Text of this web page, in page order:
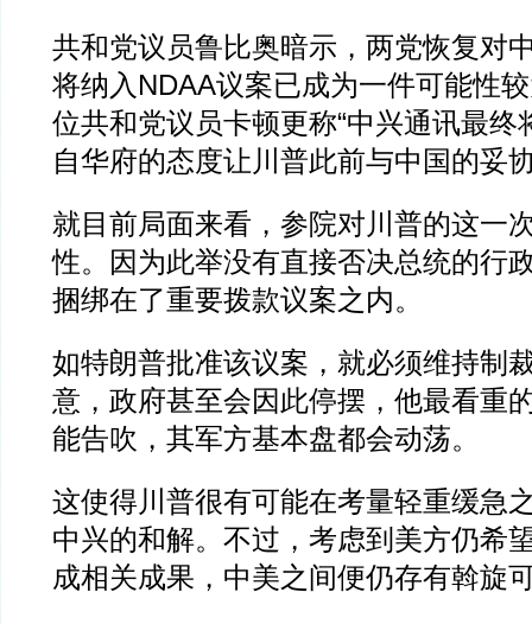
共和党议员鲁比奥暗示，两党恢复对
将纳入NDAA议案已成为一件可能性
位共和党议员卡顿更称“中兴通讯最终
自华府的态度让川普此前与中国的妥
就目前局面来看，参院对川普的这一
性。因为此举没有直接否决总统的行
捆绑在了重要拨款议案之内。
如特朗普批准该议案，就必须维持制
意，政府甚至会因此停摆，他最看重
能告吹，其军方基本盘都会动荡。
这使得川普很有可能在考量轻重缓急
中兴的和解。不过，考虑到美方仍希
成相关成果，中美之间便仍存有斡旋